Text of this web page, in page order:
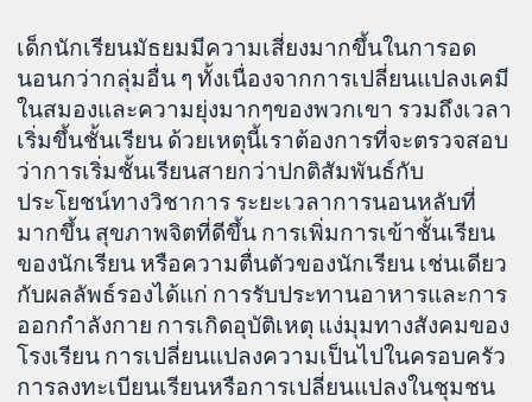
เด็กนักเรียนมัธยมมีความเสี่ยงมากขึ้นในการอด
นอนกว่ากลุ่มอื่น ๆ ทั้งเนื่องจากการเปลี่ยนแปลงเคมี
ในสมองและความยุ่งมากๆของพวกเขา รวมถึงเวลา
เริ่มขึ้นชั้นเรียน ด้วยเหตุนี้เราต้องการที่จะตรวจสอบ
ว่าการเริ่มชั้นเรียนสายกว่าปกติสัมพันธ์กับ
ประโยชน์ทางวิชาการ ระยะเวลาการนอนหลับที่
มากขึ้น สุขภาพจิตที่ดีขึ้น การเพิ่มการเข้าชั้นเรียน
ของนักเรียน หรือความตื่นตัวของนักเรียน เช่นเดียว
กับผลลัพธ์รองได้แก่ การรับประทานอาหารและการ
ออกกำลังกาย การเกิดอุบัติเหตุ แง่มุมทางสังคมของ
โรงเรียน การเปลี่ยนแปลงความเป็นไปในครอบครัว
การลงทะเบียนเรียนหรือการเปลี่ยนแปลงในชุมชน